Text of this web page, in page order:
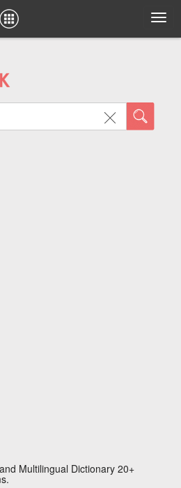
Multilingual Dictionary 20+